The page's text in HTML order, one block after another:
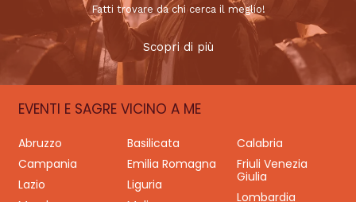
Fatti trovare da chi cerca il meglio!
Scopri di più
EVENTI E SAGRE VICINO A ME
Abruzzo Basilicata
Calabria
Campania
Emilia Romagna
Friuli Venezia
Giulia
Lazio
Liguria
Lombardia